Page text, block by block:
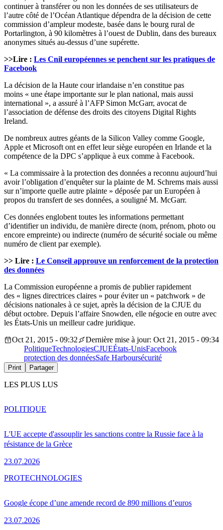
continuer à transférer ou non les données de ses utilisateurs de
l’autre côté de l’Océan Atlantique dépendra de la décision de cette
commission d’ampleur modeste, basée dans le bourg rural de
Portarlington, à 90 kilomètres à l’ouest de Dublin, dans des bureaux
anonymes situés au-dessus d’une supérette.
>>Lire : Les Cnil européennes se penchent sur les pratiques de
Facebook
La décision de la Haute cour irlandaise n’en constitue pas
moins « une étape importante sur le plan national, mais aussi
international », a assuré à l’AFP Simon McGarr, avocat de
l’association de défense des droits des citoyens Digital Rights
Ireland.
De nombreux autres géants de la Silicon Valley comme Google,
Apple et Microsoft ont en effet leur siège européen en Irlande et la
compétence de la DPC s’applique à eux comme à Facebook.
« La commissaire à la protection des données a reconnu aujourd’hui
avoir l’obligation d’enquêter sur la plainte de M. Schrems mais aussi
sur n’importe quelle autre plainte » déposée par un Européen à
propos du transfert de ses données, a souligné M. McGarr.
Ces données englobent toutes les informations permettant
d’identifier un individu, de manière directe (nom, prénom, photo ou
encore empreinte) ou indirecte (numéro de sécurité sociale ou même
numéro de client par exemple).
>> Lire : Le Conseil approuve un renforcement de la protection
des données
La Commission européenne a promis de publier rapidement
des « lignes directrices claires » pour éviter un « patchwork » de
décisions nationales à ce sujet, après la décision de la CJUE du
début octobre. Depuis l’affaire Snowden, elle négocie en outre avec
les États-Unis un meilleur cadre juridique.
Oct 21, 2015 - 09:32
Dernière mise à jour: Oct 21, 2015 - 09:34
PolitiqueTechnologiesCJUEÉtats-UnisFacebook
protection des donnéesSafe Harboursécurité
Print Partager
LES PLUS LUS
L'UE accepte d'assouplir les sanctions contre la Russie face à la
résistance de la Grèce
23.07.2026
POLITIQUE
Google écope d’une amende record de 890 millions d’euros
23.07.2026
PROTECHNOLOGIES